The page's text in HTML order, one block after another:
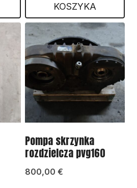
KOSZYKA
Pompa skrzynka
rozdzielcza pvg160
800,00 €